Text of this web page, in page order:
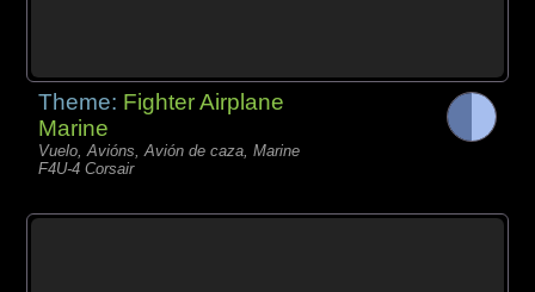
Theme: Fighter Airplane
Marine
Vuelo, Avións, Avión de caza, Marine
F4U-4 Corsair